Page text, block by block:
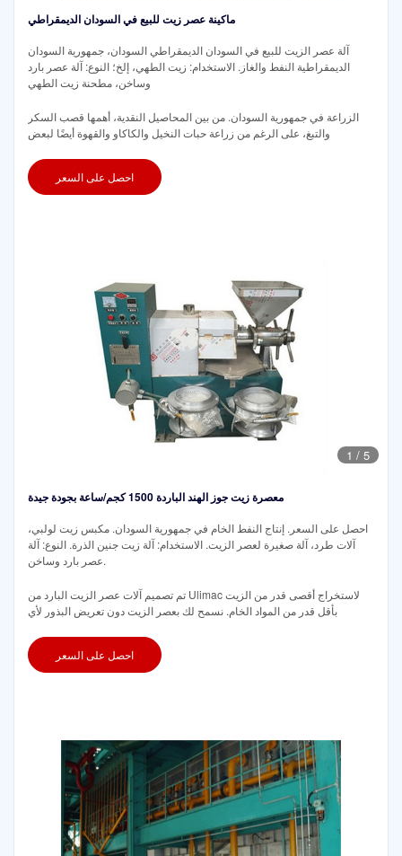
ماكينة عصر زيت للبيع في السودان الديمقراطي
آلة عصر الزيت للبيع في السودان الديمقراطي السودان، جمهورية السودان
الديمقراطية النفط والغاز. الاستخدام: زيت الطهي، إلخ؛ النوع: آلة عصر بارد
وساخن، مطحنة زيت الطهي
الزراعة في جمهورية السودان. من بين المحاصيل النقدية، أهمها قصب السكر
والتبغ، على الرغم من زراعة حبات النخيل والكاكاو والقهوة أيضًا لبعض
احصل على السعر
1 / 5
معصرة زيت جوز الهند الباردة 1500 كجم/ساعة بجودة جيدة
احصل على السعر. إنتاج النفط الخام في جمهورية السودان. مكبس زيت لولبي،
آلات طرد، آلة صغيرة لعصر الزيت. الاستخدام: آلة زيت جنين الذرة. النوع: آلة
عصر بارد وساخن.
تم تصميم آلات عصر الزيت البارد من Ulimac لاستخراج أقصى قدر من الزيت
بأقل قدر من المواد الخام. نسمح لك بعصر الزيت دون تعريض البذور لأي
احصل على السعر